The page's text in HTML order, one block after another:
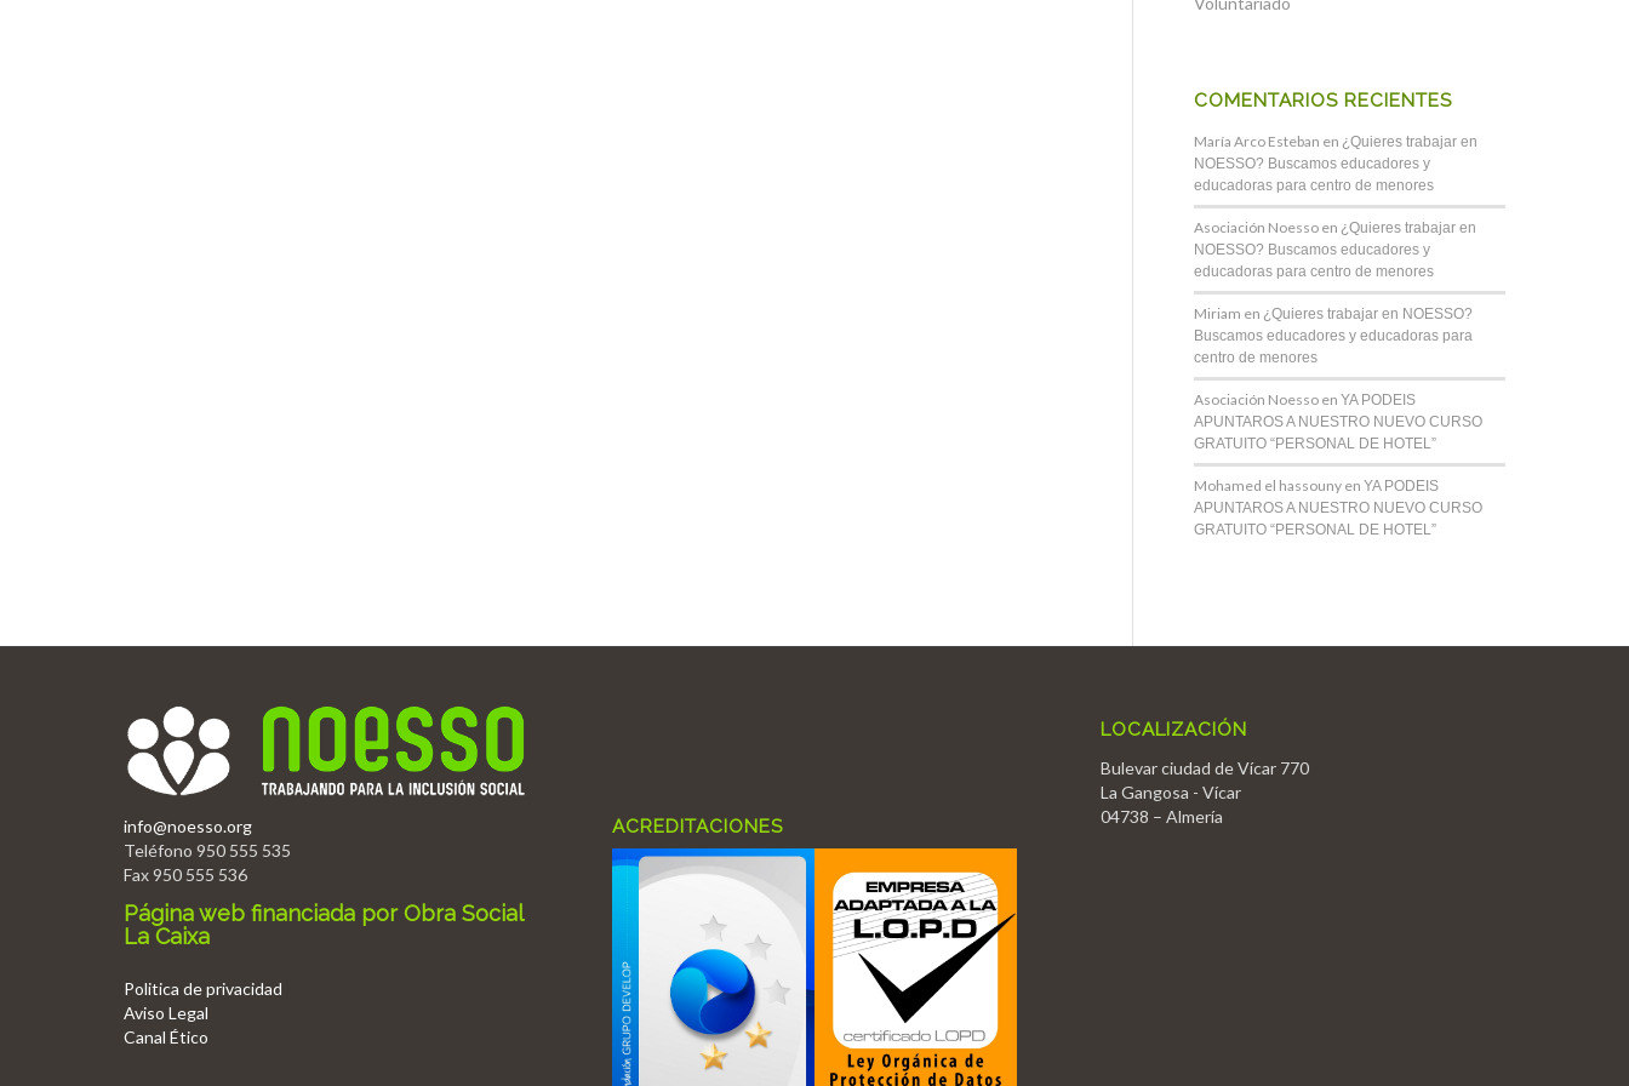
COMENTARIOS RECIENTES
María Arco Esteban en ¿Quieres trabajar en
NOESSO? Buscamos educadores y
educadoras para centro de menores
Asociación Noesso en ¿Quieres trabajar en
NOESSO? Buscamos educadores y
educadoras para centro de menores
Miriam en ¿Quieres trabajar en NOESSO?
Buscamos educadores y educadoras para
centro de menores
Asociación Noesso enYA PODEIS
APUNTAROS A NUESTRO NUEVO CURSO
GRATUITO “PERSONAL DE HOTEL”
Mohamed el hassouny enYA PODEIS
APUNTAROS A NUESTRO NUEVO CURSO
GRATUITO “PERSONAL DE HOTEL”
info@noesso.org
Teléfono 950 555 535
Fax 950 555 536
Página web financiada por Obra Social
La Caixa
Politica de privacidad
Aviso Legal
Canal Ético
ACREDITACIONES
LOCALIZACIÓN
Bulevar ciudad de Vícar 770
La Gangosa - Vícar
04738 – Almería